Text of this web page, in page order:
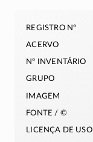
registro nº
acervo
nº inventário
grupo
imagem
fonte / ©
licença de uso